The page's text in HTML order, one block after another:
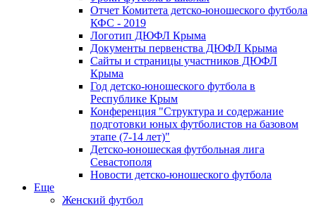
Отчет Комитета детско-юношеского футбола
КФС - 2019
Логотип ДЮФЛ Крыма
Документы первенства ДЮФЛ Крыма
Сайты и страницы участников ДЮФЛ
Крыма
Год детско-юношеского футбола в
Республике Крым
Конференция "Структура и содержание
подготовки юных футболистов на базовом
этапе (7-14 лет)"
Детско-юношеская футбольная лига
Севастополя
Новости детско-юношеского футбола
Еще
Женский футбол